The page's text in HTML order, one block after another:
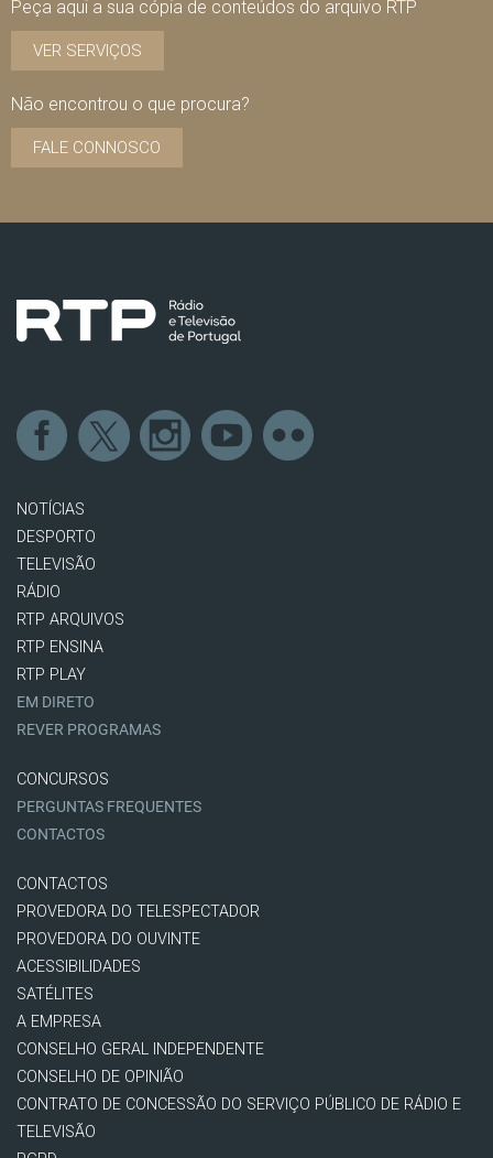
Peça aqui a sua cópia de conteúdos do arquivo RTP
VER SERVIÇOS
Não encontrou o que procura?
FALE CONNOSCO
NOTÍCIAS
DESPORTO
TELEVISÃO
RÁDIO
RTP ARQUIVOS
RTP ENSINA
RTP PLAY
EM DIRETO
REVER PROGRAMAS
CONCURSOS
PERGUNTAS FREQUENTES
CONTACTOS
CONTACTOS
PROVEDORA DO TELESPECTADOR
PROVEDORA DO OUVINTE
ACESSIBILIDADES
SATÉLITES
A EMPRESA
CONSELHO GERAL INDEPENDENTE
CONSELHO DE OPINIÃO
CONTRATO DE CONCESSÃO DO SERVIÇO PÚBLICO DE RÁDIO E
TELEVISÃO